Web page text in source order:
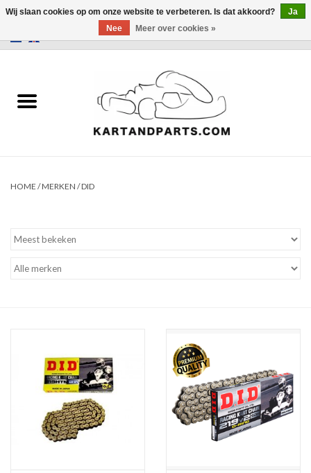
Sale
Kart Onderdelen
Gereedschap
Motoren en onderdelen
HOME /MERKEN /DID
Wij slaan cookies op om onze website te verbeteren. Is dat akkoord?
Ja
Nee
Meer over cookies »